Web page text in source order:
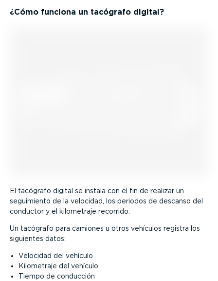
¿Cómo funciona un tacógrafo digital?
El tacógrafo digital se instala con el fin de realizar un
seguimiento de la velocidad, los periodos de descanso del
conductor y el kilometraje recorrido.
Un tacógrafo para camiones u otros vehículos registra los
siguientes datos:
Velocidad del vehículo
Kilometraje del vehículo
Tiempo de conducción